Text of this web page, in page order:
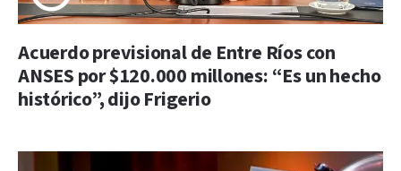
Acuerdo previsional de Entre Ríos con
ANSES por $120.000 millones: “Es un hecho
histórico”, dijo Frigerio